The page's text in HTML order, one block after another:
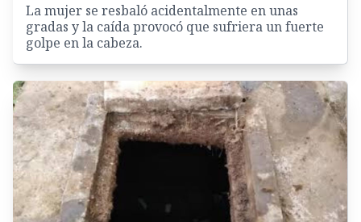
La mujer se resbaló acidentalmente en unas
gradas y la caída provocó que sufriera un fuerte
golpe en la cabeza.